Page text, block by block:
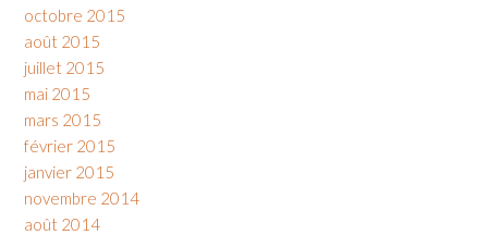
octobre 2015
août 2015
juillet 2015
mai 2015
mars 2015
février 2015
janvier 2015
novembre 2014
août 2014